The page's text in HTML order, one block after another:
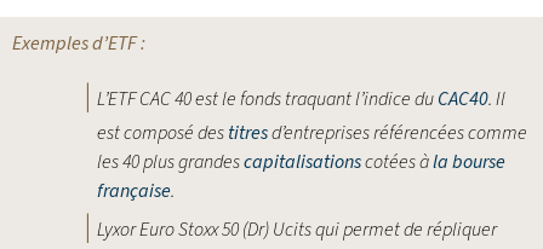
Exemples d’ETF :
L’ETF CAC 40 est le fonds traquant l’indice duCAC40. Il
est composé destitresd’entreprises référencées comme
les 40 plus grandescapitalisationscotées àla bourse
française.
Lyxor Euro Stoxx 50 (Dr) Ucits qui permet de répliquer